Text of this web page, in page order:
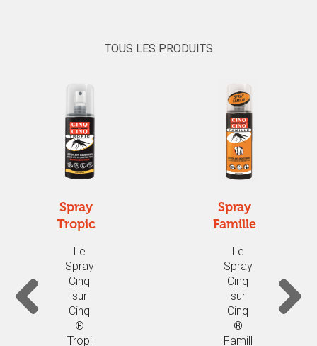
TOUS LES PRODUITS
Spray
Tropic
Le
Spray
Cinq
sur
Cinq
®
Tropi
Spray
Famille
Le
Spray
Cinq
sur
Cinq
®
Famill